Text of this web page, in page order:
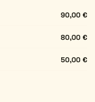
90,00 €
80,00 €
50,00 €